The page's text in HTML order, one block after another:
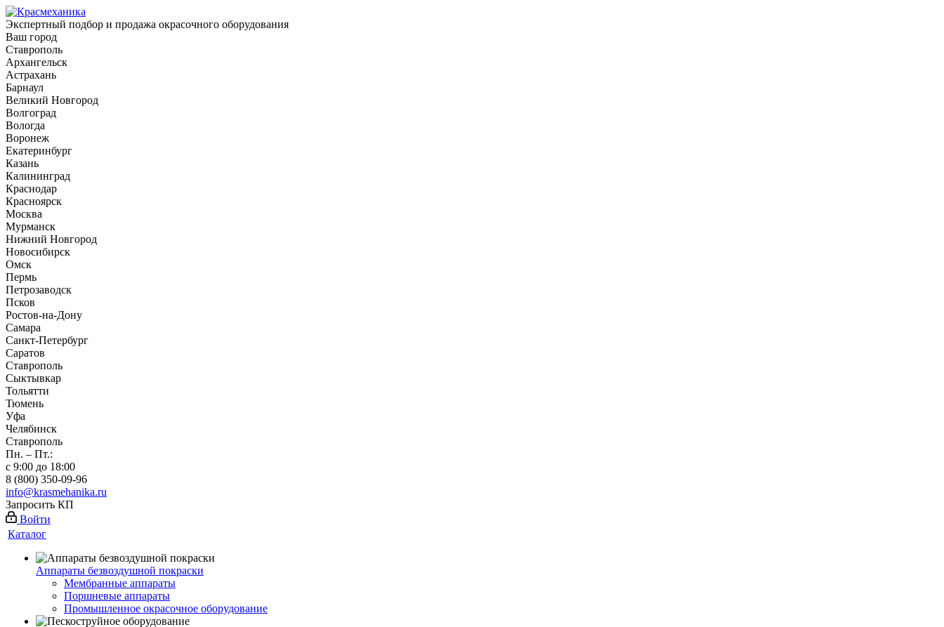
Экспертный подбор и продажа окрасочного оборудования
Ваш город
Ставрополь
Архангельск
Астрахань
Барнаул
Великий Новгород
Волгоград
Вологда
Воронеж
Екатеринбург
Казань
Калининград
Краснодар
Красноярск
Москва
Мурманск
Нижний Новгород
Новосибирск
Омск
Пермь
Петрозаводск
Псков
Ростов-на-Дону
Самара
Санкт-Петербург
Саратов
Ставрополь
Сыктывкар
Тольятти
Тюмень
Уфа
Челябинск
Ставрополь
Пн. – Пт.:
с 9:00 до 18:00
8 (800) 350-09-96
info@krasmehanika.ru
Запросить КП
Войти
Каталог
Аппараты безвоздушной покраски
Мембранные аппараты
Поршневые аппараты
Промышленное окрасочное оборудование